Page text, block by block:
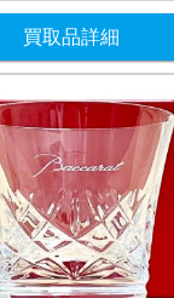
買取品詳細